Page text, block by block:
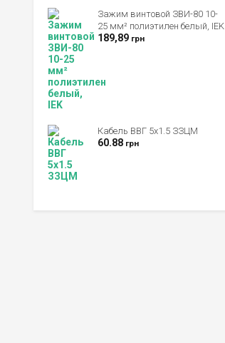
Зажим винтовой ЗВИ-80 10-
25 мм² полиэтилен белый, IEK
189,89 грн
Кабель ВВГ 5х1.5 ЗЗЦМ
60.88 грн